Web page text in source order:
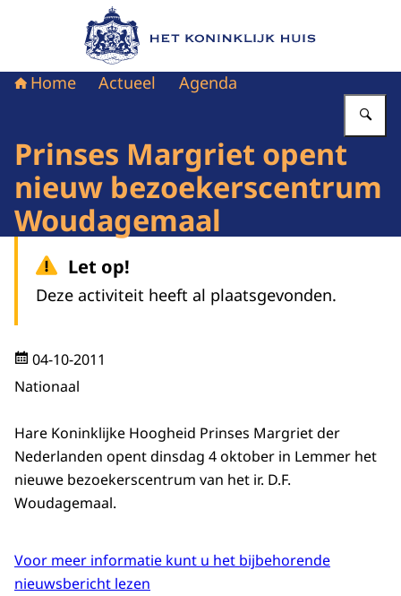
Naar de homepage van Het Koninklijk Huis
Home Actueel Agenda
Prinses Margriet opent
nieuw bezoekerscentrum
Woudagemaal
Let op!
Deze activiteit heeft al plaatsgevonden.
04-10-2011
Nationaal
Hare Koninklijke Hoogheid Prinses Margriet der
Nederlanden opent dinsdag 4 oktober in Lemmer het
nieuwe bezoekerscentrum van het ir. D.F.
Woudagemaal.
Voor meer informatie kunt u het bijbehorende
nieuwsbericht lezen